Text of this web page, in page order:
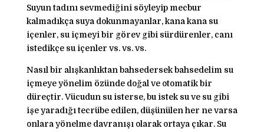
Suyun tadını sevmediğini söyleyip mecbur
kalmadıkça suya dokunmayanlar, kana kana su
içenler, su içmeyi bir görev gibi sürdürenler, canı
istedikçe su içenler vs. vs. vs.
Nasıl bir alışkanlıktan bahsedersek bahsedelim su
içmeye yönelim özünde doğal ve otomatik bir
düreçtir. Vücudun su isterse, bu istek su ve su gibi
işe yaradığı tecrübe edilen, düşünülen her ne varsa
onlara yönelme davranışı olarak ortaya çıkar. Su